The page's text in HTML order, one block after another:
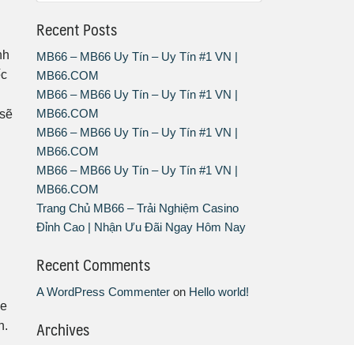
Recent Posts
MB66 – MB66 Uy Tín – Uy Tín #1 VN |
MB66.COM
MB66 – MB66 Uy Tín – Uy Tín #1 VN |
MB66.COM
MB66 – MB66 Uy Tín – Uy Tín #1 VN |
MB66.COM
MB66 – MB66 Uy Tín – Uy Tín #1 VN |
MB66.COM
Trang Chủ MB66 – Trải Nghiệm Casino
Đỉnh Cao | Nhận Ưu Đãi Ngay Hôm Nay
Recent Comments
A WordPress Commenter on Hello world!
Archives